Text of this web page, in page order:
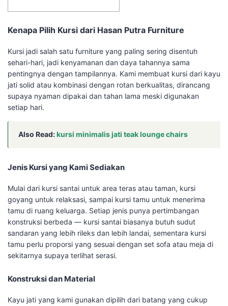
Kenapa Pilih Kursi dari Hasan Putra Furniture
Kursi jadi salah satu furniture yang paling sering disentuh
sehari-hari, jadi kenyamanan dan daya tahannya sama
pentingnya dengan tampilannya. Kami membuat kursi dari kayu
jati solid atau kombinasi dengan rotan berkualitas, dirancang
supaya nyaman dipakai dan tahan lama meski digunakan
setiap hari.
Also Read:kursi minimalis jati teak lounge chairs
Jenis Kursi yang Kami Sediakan
Mulai dari kursi santai untuk area teras atau taman, kursi
goyang untuk relaksasi, sampai kursi tamu untuk menerima
tamu di ruang keluarga. Setiap jenis punya pertimbangan
konstruksi berbeda — kursi santai biasanya butuh sudut
sandaran yang lebih rileks dan lebih landai, sementara kursi
tamu perlu proporsi yang sesuai dengan set sofa atau meja di
sekitarnya supaya terlihat serasi.
Konstruksi dan Material
Kayu jati yang kami gunakan dipilih dari batang yang cukup